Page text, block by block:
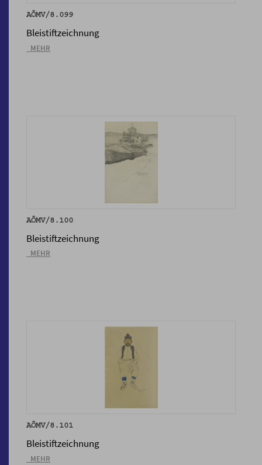
AÖMV/8.099
Bleistiftzeichnung
_MEHR
AÖMV/8.100
Bleistiftzeichnung
_MEHR
AÖMV/8.101
Bleistiftzeichnung
_MEHR